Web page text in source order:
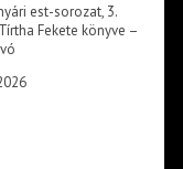
est-sorozat, 3.
Fekete könyve –